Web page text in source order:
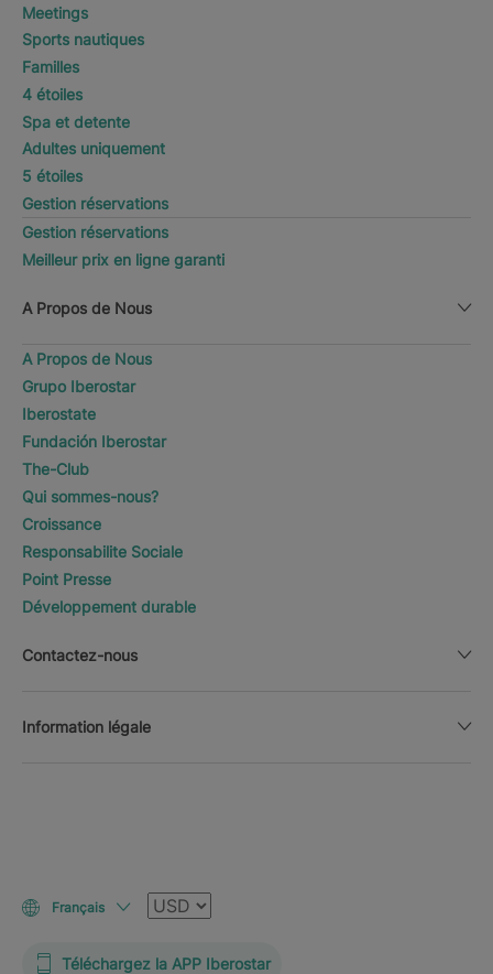
Meetings
Sports nautiques
Familles
4 étoiles
Spa et detente
Adultes uniquement
5 étoiles
Gestion réservations
Gestion réservations
Meilleur prix en ligne garanti
A Propos de Nous
A Propos de Nous
Grupo Iberostar
Iberostate
Fundación Iberostar
The-Club
Qui sommes-nous?
Croissance
Responsabilite Sociale
Point Presse
Développement durable
Contactez-nous
Information légale
Français Devise
Téléchargez la APP Iberostar